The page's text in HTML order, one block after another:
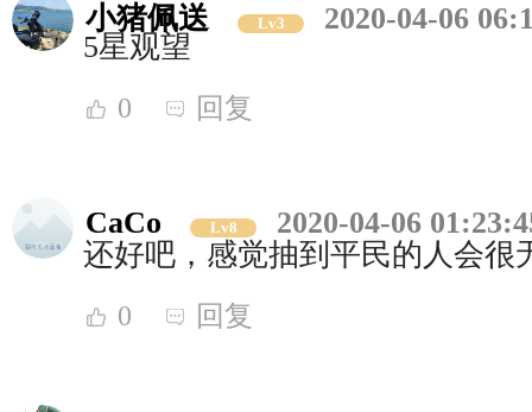
小猪佩送 Lv3
2020-04-06
5星观望
0 回复
CaCo Lv8
2020-04-06
还好吧，感觉抽到平民的人会很
0 回复